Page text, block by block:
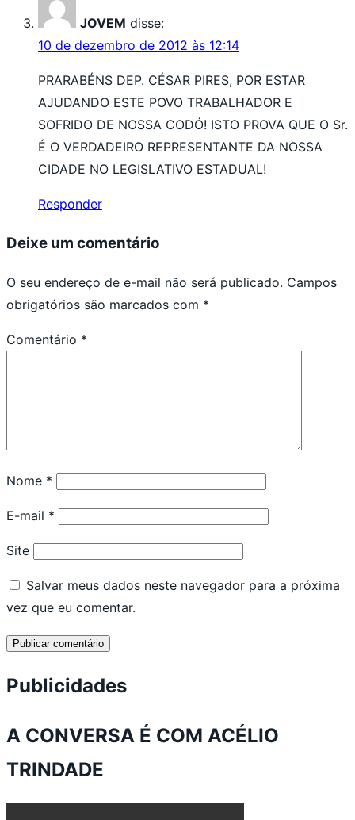
JOVEM disse:
10 de dezembro de 2012 às 12:14
PRARABÉNS DEP. CÉSAR PIRES, POR ESTAR
AJUDANDO ESTE POVO TRABALHADOR E
SOFRIDO DE NOSSA CODÓ! ISTO PROVA QUE O Sr.
É O VERDADEIRO REPRESENTANTE DA NOSSA
CIDADE NO LEGISLATIVO ESTADUAL!
Responder
Deixe um comentário
O seu endereço de e-mail não será publicado. Campos
obrigatórios são marcados com *
Comentário *
Nome *
E-mail *
Site
Salvar meus dados neste navegador para a próxima
vez que eu comentar.
Publicidades
A CONVERSA É COM ACÉLIO
TRINDADE